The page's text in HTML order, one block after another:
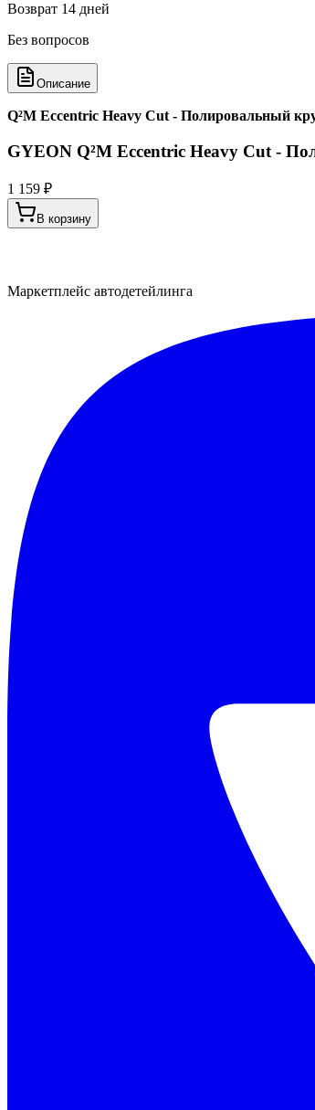
Возврат 14 дней
Без вопросов
Описание
Q²M Eccentric Heavy Cut - Полировальный
GYEON Q²M Eccentric Heavy Cut -
1 159 ₽
В корзину
Маркетплейс автодетейлинга